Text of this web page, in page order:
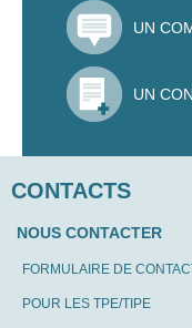
UN
UN
CONTACTS
NOUS CONTACTER
FORMULAIRE DE
POUR LES TPE/TIPE